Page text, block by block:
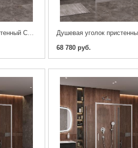
Душевая уголок пристенный CEZARES MOLVENO-AH-12-160/80-C-Cr-IV 160x80x1950
68 780 руб.